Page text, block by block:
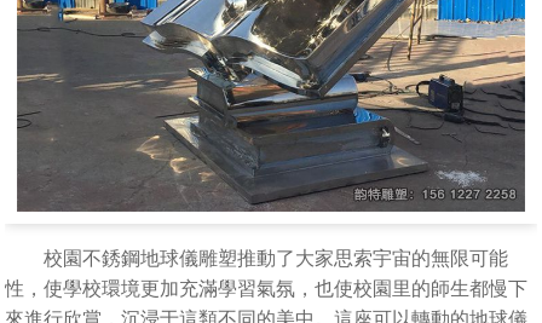
校園不銹鋼地球儀雕塑推動了大家思索宇宙的無限可能
性，使學校環境更加充滿學習氣氛，也使校園里的師生都慢下